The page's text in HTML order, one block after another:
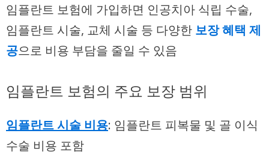
임플란트 보험에 가입하면 인공치아 식립 수술,
임플란트 시술, 교체 시술 등 다양한 보장 혜택 제
공으로 비용 부담을 줄일 수 있음
임플란트 보험의 주요 보장 범위
임플란트 시술 비용: 임플란트 피복물 및 골 이식
수술 비용 포함